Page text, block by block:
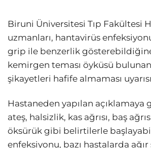
Biruni Üniversitesi Tıp Fakültesi
uzmanları, hantavirüs
grip ile benzerlik
kemirgen teması öyküsü
şikayetleri hafife almaması
Hastaneden yapılan açıklamaya
ateş, halsizlik, kas ağrısı, baş
öksürük gibi belirtilerle
enfeksiyonu, bazı hastalarda